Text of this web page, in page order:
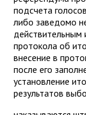
подсчета
либо заведомо
действительным
протокола об
внесение в
после его
установление
результатов